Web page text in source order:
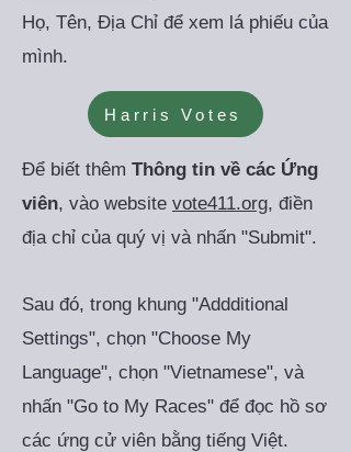
Họ, Tên, Địa Chỉ để xem lá phiếu của
mình.
Harris Votes
Để biết thêm Thông tin về các Ứng
viên, vào website vote411.org, điền
địa chỉ của quý vị và nhấn "Submit".
Sau đó, trong khung "Addditional
Settings", chọn "Choose My
Language", chọn "Vietnamese", và
nhấn "Go to My Races" để đọc hồ sơ
các ứng cử viên bằng tiếng Việt.